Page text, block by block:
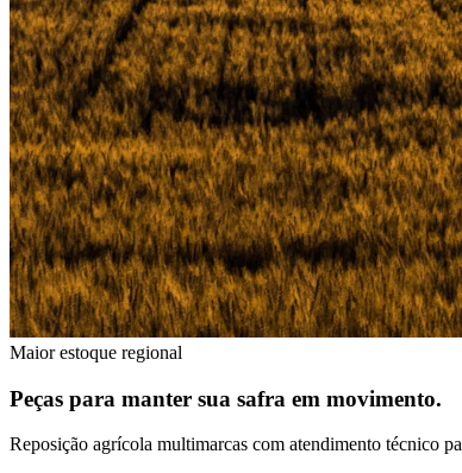
Maior estoque regional
Peças para manter sua safra em movimento.
Reposição agrícola multimarcas com atendimento técnico